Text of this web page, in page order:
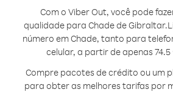
Com o Viber Out, você pode
qualidade para Chade de Gibraltar.
número em Chade, tanto para
celular, a partir de apenas
Compre pacotes de crédito ou um
para obter as melhores tarifas por